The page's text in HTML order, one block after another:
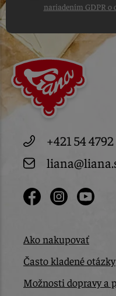
nariadením GDPR o
+421 54 4792
Ako nakupovať
Často kladené otázky
Možnosti dopravy a